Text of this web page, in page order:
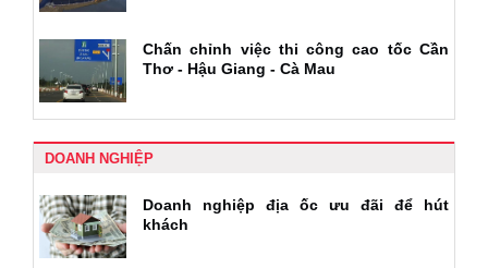
Chấn chỉnh việc thi công cao tốc Cần
Thơ - Hậu Giang - Cà Mau
DOANH NGHIỆP
Doanh nghiệp địa ốc ưu đãi để hút
khách